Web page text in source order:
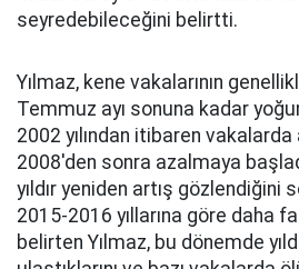
seyredebileceğini belirtti.
Yılmaz, kene vakalarının
Temmuz ayı sonuna kadar
2002 yılından itibaren
2008'den sonra azalmaya
yıldır yeniden artış gözlendiğini
2015-2016 yıllarına göre daha
belirten Yılmaz, bu dönemde